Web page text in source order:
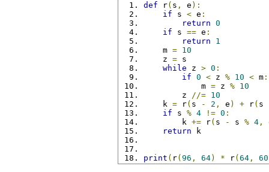
def r( s , e ):
if s < e :
return 0
if s == e :
return
1
    m
= 10
    z
= s
while z > 0 :
if 0 < z % 10 < m :
            m
= z % 10
        z
//= 10
    k
= r( s - 2 , e ) + r( s
if s % 4 != 0 :
        k
+= r( s - s % 4 ,
return k
print ( r( 96 , 64) * r( 64 , 60